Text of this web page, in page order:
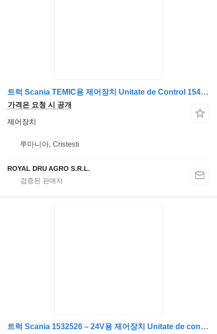
트럭 Scania TEMIC용 제어장치 Unitate de Control 1544115 1745943 24V
가격은 요청 시 공개
제어장치
루마니아, Cristesti
ROYAL DRU AGRO S.R.L.
트럭 Scania 1532526 – 24V용 제어장치 Unitate de control electronic